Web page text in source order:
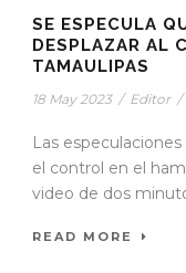
SE ESPECULA
DESPLAZAR AL
TAMAULIPAS
18 May 2023 / Editor /
Las
el control en el
video de dos
READ MORE